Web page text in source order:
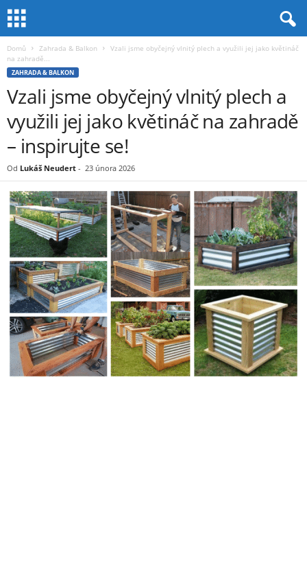
Domů Zahrada & Balkon
Vzali jsme obyčejný vlnitý plech a využili jej jako květináč
na zahradě...
ZAHRADA & BALKON
Vzali jsme obyčejný vlnitý plech a
využili jej jako květináč na zahradě
– inspirujte se!
Od Lukáš Neudert - 23 února 2026